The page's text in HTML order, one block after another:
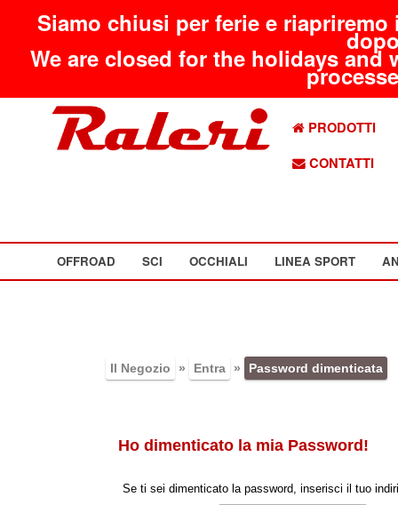
Siamo chiusi per ferie e
We are closed for the holidays
PRODOTTI
CONTATTI
OFFROAD SCI OCCHIALI LINEA SPORT
Il Negozio » Entra » Password dimenticata
Ho dimenticato la mia Password!
Se ti sei dimenticato la password, inserisci il tuo